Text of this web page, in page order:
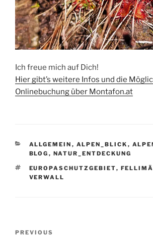
Ich freue mich auf Dich!
Hier gibt’s weitere Infos und die
Onlinebuchung über Montafon.at
CATEGORIES
ALLGEMEIN , ALPEN_BLICK ,
BLOG , NATUR_ENTDECKUNG
TAGS
EUROPASCHUTZGEBIET,
VERWALL
Beitrags-
Previous
PREVIOUS